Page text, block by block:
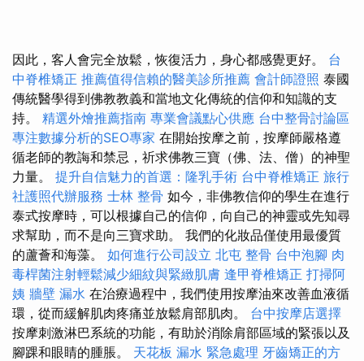
因此，客人會完全放鬆，恢復活力，身心都感覺更好。 台
中脊椎矯正 推薦值得信賴的醫美診所推薦 會計師證照 泰國
傳統醫學得到佛教教義和當地文化傳統的信仰和知識的支
持。 精選外燴推薦指南 專業會議點心供應 台中整骨討論區
專注數據分析的SEO專家 在開始按摩之前，按摩師嚴格遵
循老師的教誨和禁忌，祈求佛教三寶（佛、法、僧）的神聖
力量。 提升自信魅力的首選：隆乳手術 台中脊椎矯正 旅行
社護照代辦服務 士林 整骨 如今，非佛教信仰的學生在進行
泰式按摩時，可以根據自己的信仰，向自己的神靈或先知尋
求幫助，而不是向三寶求助。 我們的化妝品僅使用最優質
的蘆薈和海藻。 如何進行公司設立 北屯 整骨 台中泡腳 肉
毒桿菌注射輕鬆減少細紋與緊緻肌膚 逢甲脊椎矯正 打掃阿
姨 牆壁 漏水 在治療過程中，我們使用按摩油來改善血液循
環，從而緩解肌肉疼痛並放鬆肩部肌肉。 台中按摩店選擇
按摩刺激淋巴系統的功能，有助於消除肩部區域的緊張以及
腳踝和眼睛的腫脹。 天花板 漏水 緊急處理 牙齒矯正的方